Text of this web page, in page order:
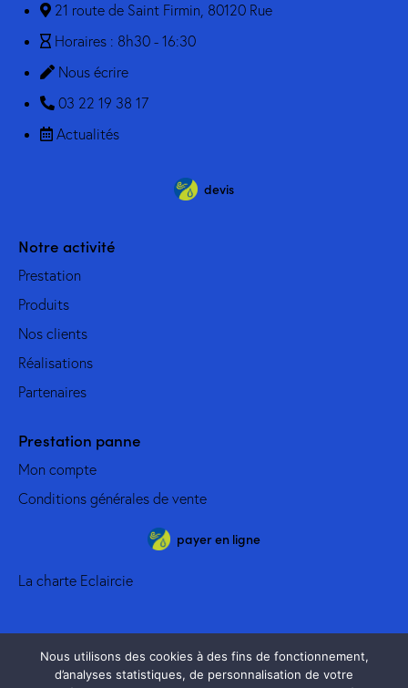
21 route de Saint Firmin, 80120 Rue
Horaires : 8h30 - 16:30
Nous écrire
03 22 19 38 17
Actualités
devis
Notre activité
Prestation
Produits
Nos clients
Réalisations
Partenaires
Prestation panne
Mon compte
Conditions générales de vente
payer en ligne
La charte Eclaircie
Nous utilisons des cookies à des fins de fonctionnement,
d’analyses statistiques, de personnalisation de votre